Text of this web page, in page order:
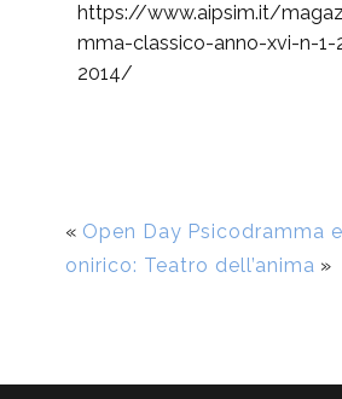
https://www.aipsim.it/
mma-classico-anno-xvi-n-
2014/
« Open Day Psicodramma
onirico: Teatro dell’anima »